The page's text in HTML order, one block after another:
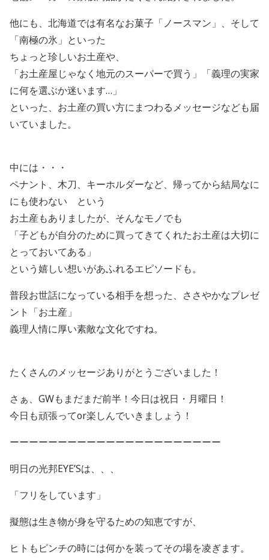
他にも、北海道では有名なお菓子「ノースマン」、そして
「南極の氷」といった
ちょっと珍しいお土産や、
「お土産屋じゃなく地元のスーパーで買う」「義理の実家
に何を選ぶか迷います…」
といった、お土産の買い方にまつわるメッセージなども届
いていました。
中には・・・
ペナント、木刀、キーホルダーなど、帰ってから結局なに
にも使わない という
お土産もありましたが、そんなモノでも
「子どもが自分のために買ってきてくれたお土産は大切に
とっておいてある」
という嬉しい想いがあふれるエピソードも。
普段お世話になっている相手を想った、ささやかなプレゼ
ント「お土産」
義理人情に厚い素敵な文化ですね。
たくさんのメッセージありがとうございました！
さぁ、GWもまだまだ前半！今日は祝日・月曜日！
今日も頑張ってor楽しんでいきましょう！
ーーーーーーーーーーーーーーーーーーーーーー
明日の光邦EYE’Sは、、、
「フリをしています」
擬態は生き物が身を守るための知恵ですが、
ヒトもピンチの時には何かを装ってその場を凌ぎます。